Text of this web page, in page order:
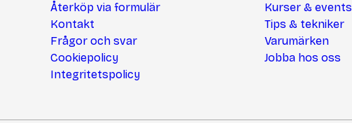
Återköp via formulär
Kontakt
Frågor och svar
Cookiepolicy
Integritetspolicy
Kurser & events
Tips & tekniker
Varumärken
Jobba hos oss